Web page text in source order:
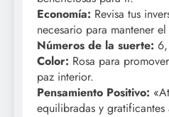
Economía: Revisa tus
necesario para mantener
Números de la suerte:
Color: Rosa para
paz interior.
Pensamiento Positivo:
equilibradas y